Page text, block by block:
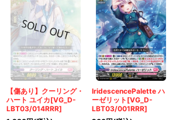
絞り込む
【傷あり】クーリング・
ハート ユイカ[VG_D-
LBT03/014RRR]
IridescencePalette ハ
ーゼリット[VG_D-
LBT03/001RRR]